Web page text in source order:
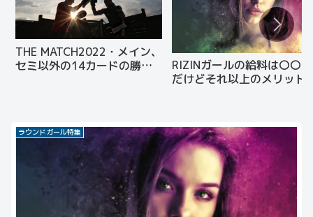
THE MATCH2022・メイン、
セミ以外の14カードの勝敗
RIZINガールの給料は〇〇円
だけどそれ以上のメリット
ラウンドガール特集